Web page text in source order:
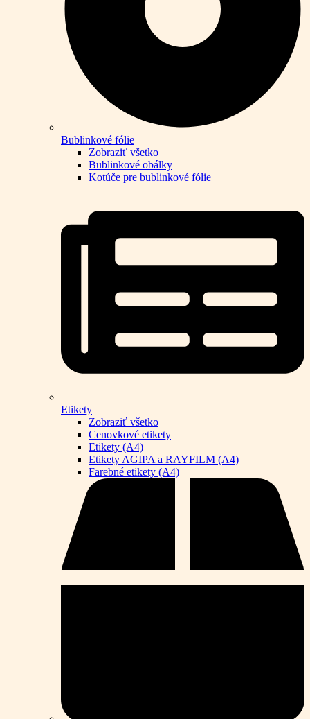
Bublinkové fólie
Zobraziť všetko
Bublinkové obálky
Kotúče pre bublinkové fólie
Etikety
Zobraziť všetko
Cenovkové etikety
Etikety (A4)
Etikety AGIPA a RAYFILM (A4)
Farebné etikety (A4)